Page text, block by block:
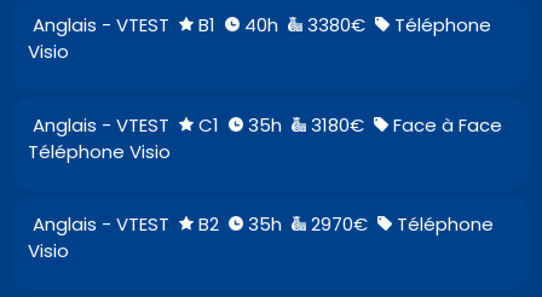
Anglais - VTEST B1 40h 3380€
Téléphone
Visio
Anglais - VTEST C1 35h 3180€
Face à Face
Téléphone Visio
Anglais - VTEST B2 35h 2970€
Téléphone
Visio